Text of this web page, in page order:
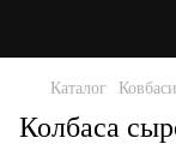
Каталог Ковбаси
Колбаса